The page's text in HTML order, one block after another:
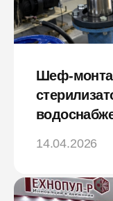
Шеф-
14.04.2026